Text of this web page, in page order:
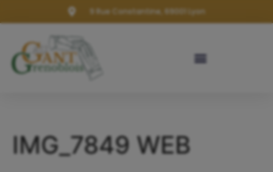
9 Rue Constantine, 69001 Lyon
IMG_7849 WEB